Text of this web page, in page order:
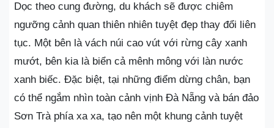
Dọc theo cung đường, du khách sẽ được chiêm
ngưỡng cảnh quan thiên nhiên tuyệt đẹp thay đổi liên
tục. Một bên là vách núi cao vút với rừng cây xanh
mướt, bên kia là biển cả mênh mông với làn nước
xanh biếc. Đặc biệt, tại những điểm dừng chân, bạn
có thể ngắm nhìn toàn cảnh vịnh Đà Nẵng và bán đảo
Sơn Trà phía xa xa, tạo nên một khung cảnh tuyệt